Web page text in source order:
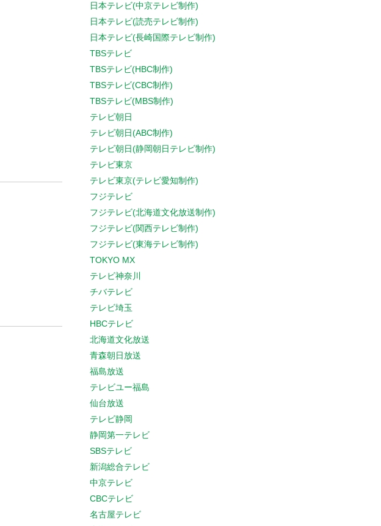
日本テレビ(中京テレビ制作)
日本テレビ(読売テレビ制作)
日本テレビ(長崎国際テレビ制作)
TBSテレビ
TBSテレビ(HBC制作)
TBSテレビ(CBC制作)
TBSテレビ(MBS制作)
テレビ朝日
テレビ朝日(ABC制作)
テレビ朝日(静岡朝日テレビ制作)
テレビ東京
テレビ東京(テレビ愛知制作)
フジテレビ
フジテレビ(北海道文化放送制作)
フジテレビ(関西テレビ制作)
フジテレビ(東海テレビ制作)
TOKYO MX
テレビ神奈川
チバテレビ
テレビ埼玉
HBCテレビ
北海道文化放送
青森朝日放送
福島放送
テレビユー福島
仙台放送
テレビ静岡
静岡第一テレビ
SBSテレビ
新潟総合テレビ
中京テレビ
CBCテレビ
名古屋テレビ